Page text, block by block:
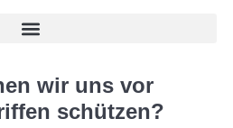
wir uns vor
schützen?